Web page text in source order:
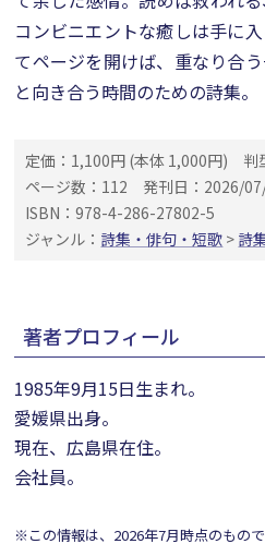
コンビニエントな癒しは手に
てページを開けば、重なり合
と向き合う時間のための詩集。
定価：1,100円 (本体 1,000円)
判
ページ数：112
発刊日：2026/
ISBN：978-4-286-27802-5
ジャンル： 詩集・俳句・短歌 > 詩
著者プロフィール
1985年9月15日生まれ。
愛媛県出身。
現在、広島県在住。
会社員。
※この情報は、2026年7月時点のもので